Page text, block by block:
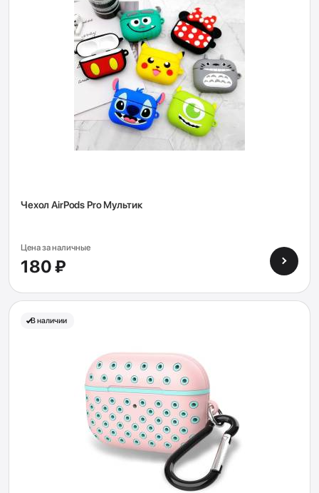
Чехол AirPods Pro Мультик
Цена за наличные
180 ₽
В наличии